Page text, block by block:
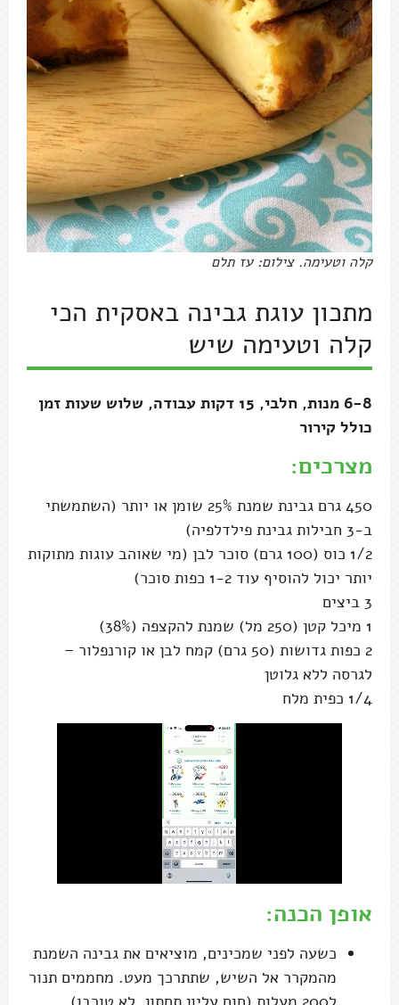
קלה וטעימה. צילום: עז תלם
מתכון עוגת גבינה באסקית הכי
קלה וטעימה שיש
6-8 מנות, חלבי, 15 דקות עבודה, שלוש שעות זמן
כולל קירור
מצרכים:
450 גרם גבינת שמנת 25% שומן או יותר (השתמשתי
ב-3 חבילות גבינת פילדלפיה)
1/2 כוס (100 גרם) סוכר לבן (מי שאוהב עוגות מתוקות
יותר יכול להוסיף עוד 1-2 כפות סוכר)
3 ביצים
1 מיכל קטן (250 מל) שמנת להקצפה (38%)
2 כפות גדושות (50 גרם) קמח לבן או קורנפלור –
לגרסה ללא גלוטן
1/4 כפית מלח
אופן הכנה:
כשעה לפני שמכינים, מוציאים את גבינה השמנת
מהמקרר אל השיש, שתתרכך מעט. מחממים תנור